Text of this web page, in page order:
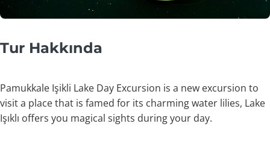
Tur Hakkında
Pamukkale Işikli Lake Day Excursion is a new excursion to
visit a place that is famed for its charming water lilies, Lake
Işıklı offers you magical sights during your day.